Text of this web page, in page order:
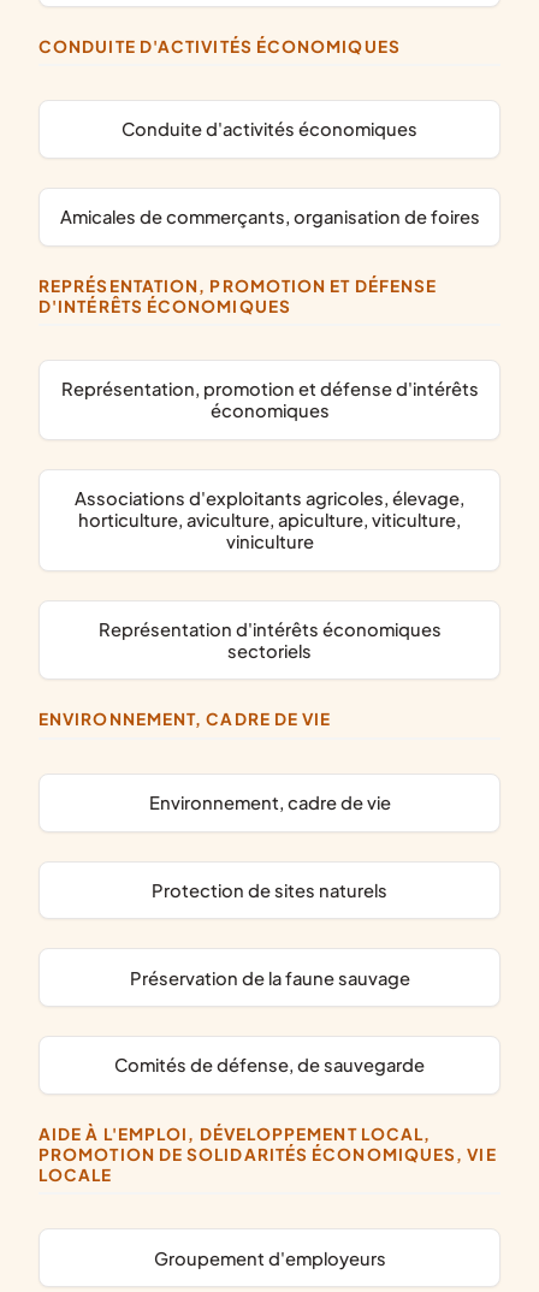
CONDUITE D'ACTIVITÉS ÉCONOMIQUES
conduite d'activités économiques
amicales de commerçants, organisation de foires
REPRÉSENTATION, PROMOTION ET DÉFENSE
D'INTÉRÊTS ÉCONOMIQUES
représentation, promotion et défense d'intérêts
économiques
associations d'exploitants agricoles, élevage,
horticulture, aviculture, apiculture, viticulture,
viniculture
représentation d'intérêts économiques
sectoriels
ENVIRONNEMENT, CADRE DE VIE
Environnement, cadre de vie
protection de sites naturels
préservation de la faune sauvage
comités de défense, de sauvegarde
AIDE À L'EMPLOI, DÉVELOPPEMENT LOCAL,
PROMOTION DE SOLIDARITÉS ÉCONOMIQUES, VIE
LOCALE
groupement d'employeurs